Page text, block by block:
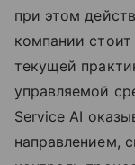
при этом
компании
текущей
управляемой
Service AI
направлением,